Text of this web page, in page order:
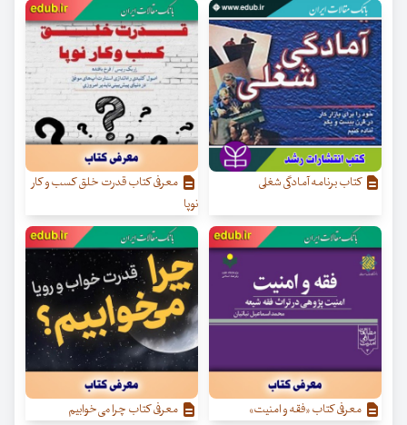
کتاب برنامه آمادگی شغلی
معرفی کتاب قدرت خلق کسب‌ و کار
نوپا
معرفی کتاب «فقه و امنیت» معرفی کتاب چرا می‌خوابیم